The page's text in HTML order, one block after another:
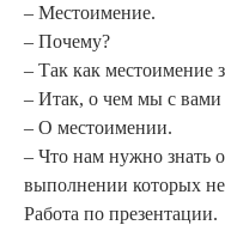
– Местоимение.
– Почему?
– Так как местоимение
– Итак, о чем мы с вами
– О местоимении.
– Что нам нужно знать
выполнении которых
Работа по презентации.